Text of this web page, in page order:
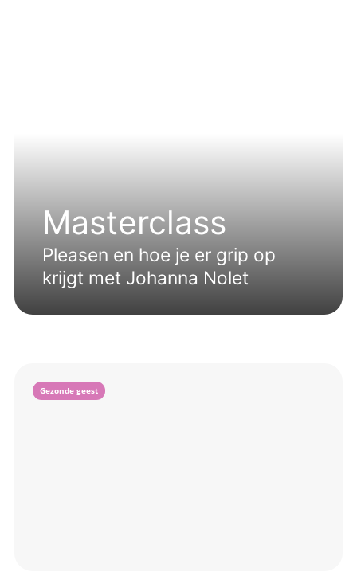
Masterclass
Pleasen en hoe je er grip op
krijgt met Johanna Nolet
Gezonde geest